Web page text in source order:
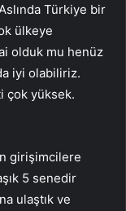
Türkiye bir
ülkeye
olduk mu henüz
iyi olabiliriz.
çok yüksek.
girişimcilere
5 senedir
ulaştık ve